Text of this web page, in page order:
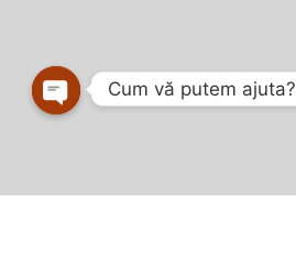
Cum vă putem ajuta?
Open